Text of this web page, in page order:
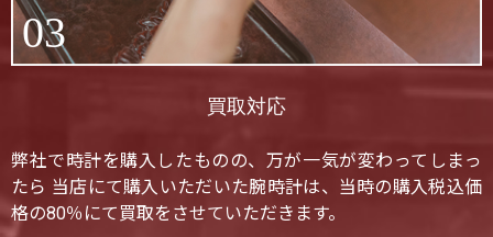
03
買取対応
弊社で時計を購入したものの、万が一気が変わってしまっ
たら 当店にて購入いただいた腕時計は、当時の購入税込価
格の80％にて買取をさせていただきます。